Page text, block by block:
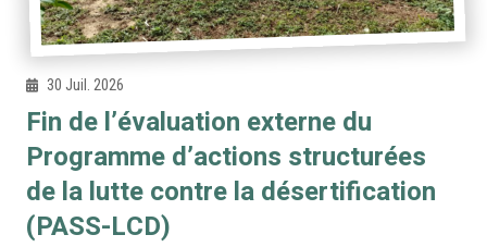
30 Juil. 2026
Fin de l’évaluation externe du
Programme d’actions structurées
de la lutte contre la désertification
(PASS-LCD)